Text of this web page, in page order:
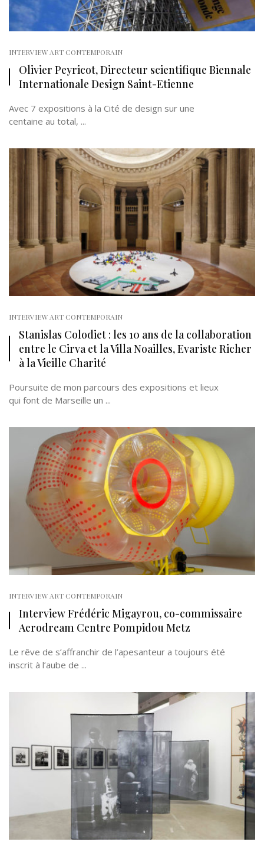
INTERVIEW ART CONTEMPORAIN
Olivier Peyricot, Directeur scientifique Biennale
Internationale Design Saint-Etienne
Avec 7 expositions à la Cité de design sur une
centaine au total, ...
INTERVIEW ART CONTEMPORAIN
Stanislas Colodiet : les 10 ans de la collaboration
entre le Cirva et la Villa Noailles, Evariste Richer
à la Vieille Charité
Poursuite de mon parcours des expositions et lieux
qui font de Marseille un ...
INTERVIEW ART CONTEMPORAIN
Interview Frédéric Migayrou, co-commissaire
Aerodream Centre Pompidou Metz
Le rêve de s’affranchir de l’apesanteur a toujours été
inscrit à l’aube de ...